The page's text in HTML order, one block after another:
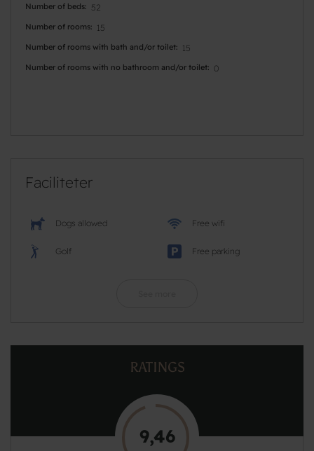
Number of beds 52
Number of rooms 15
Number of rooms with bath and/or toilet 15
Number of rooms with no bathroom and/or toilet 0
Faciliteter
Dogs allowed Free wifi
Golf Free parking
RATINGS
9,46